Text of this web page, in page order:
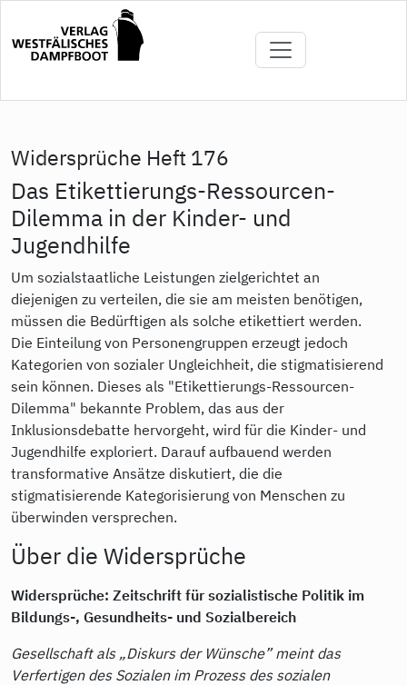
Inhalt
Widersprüche Heft 176
Das Etikettierungs-Ressourcen-
Dilemma in der Kinder- und
Jugendhilfe
Um sozialstaatliche Leistungen zielgerichtet an
diejenigen zu verteilen, die sie am meisten benötigen,
müssen die Bedürftigen als solche etikettiert werden.
Die Einteilung von Personengruppen erzeugt jedoch
Kategorien von sozialer Ungleichheit, die stigmatisierend
sein können. Dieses als "Etikettierungs-Ressourcen-
Dilemma" bekannte Problem, das aus der
Inklusionsdebatte hervorgeht, wird für die Kinder- und
Jugendhilfe exploriert. Darauf aufbauend werden
transformative Ansätze diskutiert, die die
stigmatisierende Kategorisierung von Menschen zu
überwinden versprechen.
Über die Widersprüche
Widersprüche: Zeitschrift für sozialistische Politik im
Bildungs-, Gesundheits- und Sozialbereich
Gesellschaft als „Diskurs der Wünsche” meint das
Verfertigen des Sozialen im Prozess des sozialen